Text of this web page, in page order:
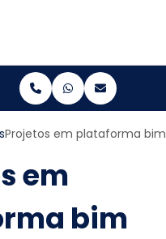
Projetos em plataforma bim
em
bim